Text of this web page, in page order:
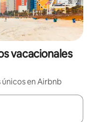
vacacionales
en Airbnb
podrás navegar